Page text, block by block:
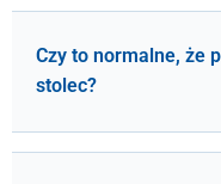
Czy to normalne, że
stolec?